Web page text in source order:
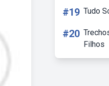
#19 Tudo
#20
Filhos